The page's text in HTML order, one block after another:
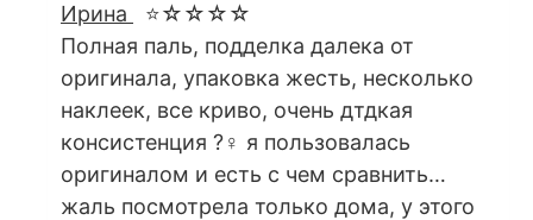
Ирина
⭐☆☆☆☆
Полная паль, подделка далека от
оригинала, упаковка жесть, несколько
наклеек, все криво, очень дтдкая
консистенция ?‍♀️ я пользовалась
оригиналом и есть с чем сравнить…
жаль посмотрела только дома, у этого